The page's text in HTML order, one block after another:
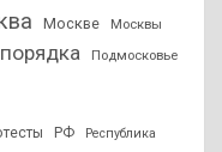
Москве Москвы
Подмосковье
РФ Республика